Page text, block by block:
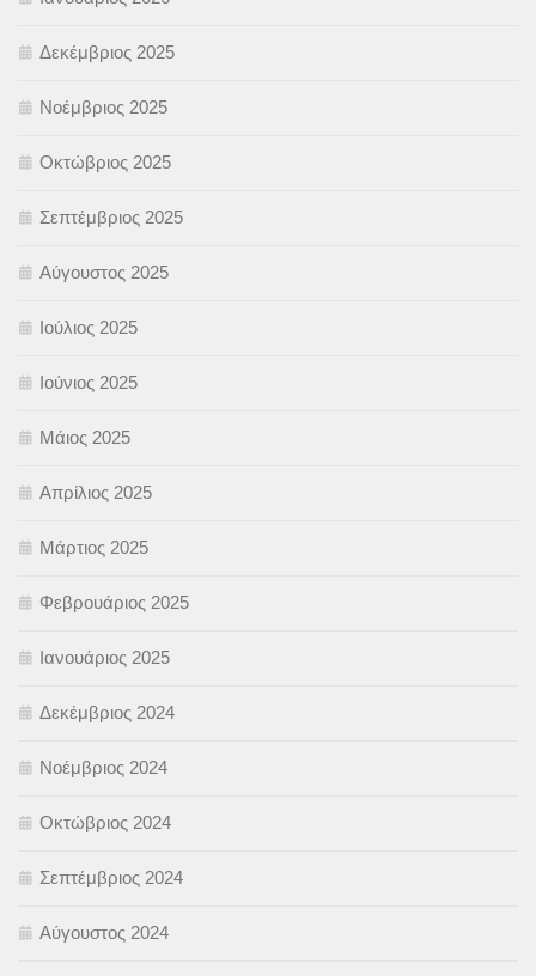
Δεκέμβριος 2025
Νοέμβριος 2025
Οκτώβριος 2025
Σεπτέμβριος 2025
Αύγουστος 2025
Ιούλιος 2025
Ιούνιος 2025
Μάιος 2025
Απρίλιος 2025
Μάρτιος 2025
Φεβρουάριος 2025
Ιανουάριος 2025
Δεκέμβριος 2024
Νοέμβριος 2024
Οκτώβριος 2024
Σεπτέμβριος 2024
Αύγουστος 2024